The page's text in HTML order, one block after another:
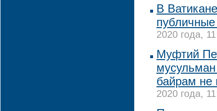
В
2020 года,
Муфтий
байрам не
2020 года,